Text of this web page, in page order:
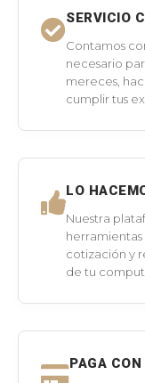
SERVICIO
Contamos
necesario
mereces,
cumplir tus
LO
Nuestra
cotización y
de tu
PAGA